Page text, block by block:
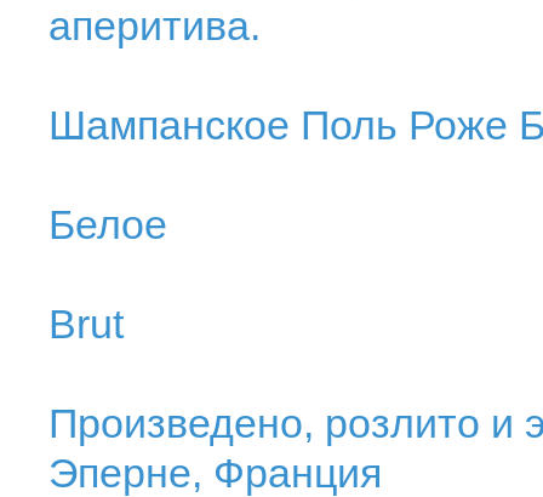
аперитива.
Шампанское Поль Роже
Белое
Brut
Произведено, розлито и
Эперне, Франция